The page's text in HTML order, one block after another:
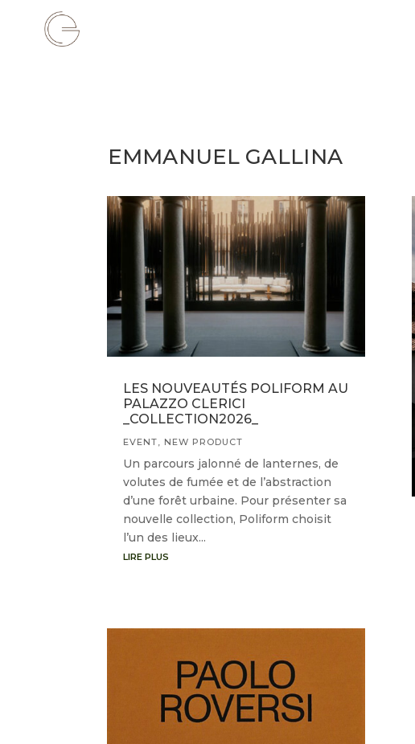
EMMANUEL GALLINA
LES NOUVEAUTÉS POLIFORM AU
PALAZZO CLERICI
_COLLECTION2026_
EVENT, NEW PRODUCT
Un parcours jalonné de lanternes, de
volutes de fumée et de l’abstraction
d’une forêt urbaine. Pour présenter sa
nouvelle collection, Poliform choisit
l’un des lieux...
LIRE PLUS